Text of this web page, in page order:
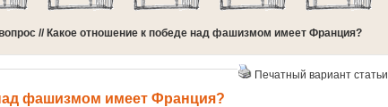
// Какое отношение к победе над фашизмом имеет Франция?
Печатный вариант статьи
фашизмом имеет Франция?